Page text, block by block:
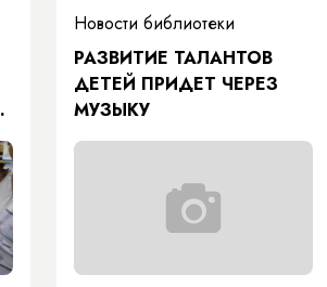
Новости библиотеки
РАЗВИТИЕ ТАЛАНТОВ
ДЕТЕЙ ПРИДЕТ ЧЕРЕЗ
МУЗЫКУ